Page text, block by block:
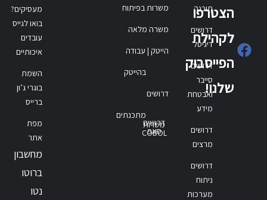
הצטרפו
לקהילת
הפייסבוק
שלנו!
תוכנה
דרושים
דיגיטל
דרושים
סייבר
ואבטחת
מידע
דרושים
מרצים
דרושים
ניתוח
מערכות
משרות בפיתוח
משרה מלאה
הייטק | עבודה
בהייטק
דרושים
מתכנתים
דרושים
סאפ
משרות
COBOL
מעסיקים?
בואו לגייס
עובדים
איכותיים
השמת
בוגרי ג’ון
ברייס
מפת
אתר
מחשבון
ברוטו
נטו